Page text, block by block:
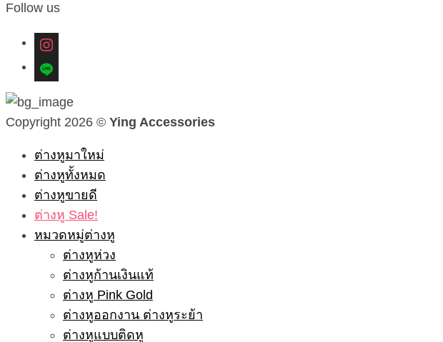
Follow us
instagram
line
Copyright 2026 © Ying Accessories
ต่างหูมาใหม่
ต่างหูทั้งหมด
ต่างหูขายดี
ต่างหู Sale!
หมวดหมู่ต่างหู
ต่างหูห่วง
ต่างหูก้านเงินแท้
ต่างหู Pink Gold
ต่างหูออกงาน ต่างหูระย้า
ต่างหูแบบติดหู